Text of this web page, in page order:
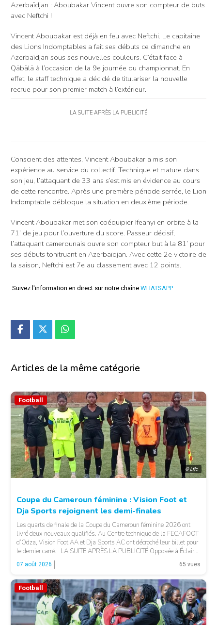
Azerbaïdjan : Aboubakar Vincent ouvre son compteur de buts
avec Neftchi !
Vincent Aboubakar est déjà en feu avec Neftchi. Le capitaine
des Lions Indomptables a fait ses débuts ce dimanche en
Azerbaïdjan sous ses nouvelles couleurs. C’était face à
Qäbälä à l’occasion de la 9e journée du championnat. En
effet, le staff technique a décidé de titulariser la nouvelle
recrue pour son premier match à l’extérieur.
LA SUITE APRÈS LA PUBLICITÉ
Conscient des attentes, Vincent Aboubakar a mis son
expérience au service du collectif. Technique et mature dans
son jeu, l’attaquant de 33 ans s’est mis en évidence au cours
de cette rencontre. Après une première période serrée, le Lion
Indomptable débloque la situation en deuxième période.
Vincent Aboubakar met son coéquipier Ifeanyi en orbite à la
71’ de jeu pour l’ouverture du score. Passeur décisif,
l’attaquant camerounais ouvre son compteur but à la 81’ pour
ses débuts tonitruant en Azerbaïdjan. Avec cette 2e victoire de
la saison, Neftchi est 7e au classement avec 12 points.
Suivez l'information en direct sur notre chaîne WHATSAPP
Articles de la même catégorie
© Lffc
Football
Coupe du Cameroun féminine : Vision Foot et
Dja Sports rejoignent les demi-finales
Les quarts de finale de la Coupe du Cameroun féminine 2026 ont
livré deux nouveaux qualifiés. Au Centre technique de la FECAFOOT
d’Odza, Vision Foot AA et Dja Sports AC ont décroché leur billet pour
le dernier carré. LA SUITE APRÈS LA PUBLICITÉ Opposée à Éclair
FF, Vision Foot a dû patienter jusqu’à la […]
07 août 2026 65 vues
Football